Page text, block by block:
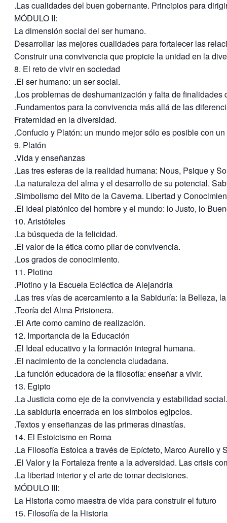
.Las cualidades del buen gobernante. Principios para
MÓDULO II:
La dimensión social del ser humano.
Desarrollar las mejores cualidades para fortalecer las
Construir una convivencia que propicie la unidad en la
8. El reto de vivir en sociedad
.El ser humano: un ser social.
.Los problemas de deshumanización y falta de finalidades
.Fundamentos para la convivencia más allá de las
Fraternidad en la diversidad.
.Confucio y Platón: un mundo mejor sólo es posible con
9. Platón
.Vida y enseñanzas
.Las tres esferas de la realidad humana: Nous, Psique y
.La naturaleza del alma y el desarrollo de su potencial.
.Simbolismo del Mito de la Caverna. Libertad y
.El Ideal platónico del hombre y el mundo: lo Justo, lo
10. Aristóteles
.La búsqueda de la felicidad.
.El valor de la ética como pilar de convivencia.
.Los grados de conocimiento.
11. Plotino
.Plotino y la Escuela Ecléctica de Alejandría
.Las tres vías de acercamiento a la Sabiduría: la Belleza,
.Teoría del Alma Prisionera.
.El Arte como camino de realización.
12. Importancia de la Educación
.El Ideal educativo y la formación integral humana.
.El nacimiento de la conciencia ciudadana.
.La función educadora de la filosofía: enseñar a vivir.
13. Egipto
.La Justicia como eje de la convivencia y estabilidad social.
.La sabiduría encerrada en los símbolos egipcios.
.Textos y enseñanzas de las primeras dinastías.
14. El Estoicismo en Roma
.La Filosofía Estoica a través de Epícteto, Marco Aurelio y
.El Valor y la Fortaleza frente a la adversidad. Las crisis
.La libertad interior y el arte de tomar decisiones.
MÓDULO III:
La Historia como maestra de vida para construir el futuro
15. Filosofía de la Historia